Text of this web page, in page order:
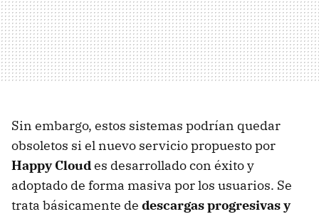
Sin embargo, estos sistemas podrían quedar
obsoletos si el nuevo servicio propuesto por
Happy Cloudes desarrollado con éxito y
adoptado de forma masiva por los usuarios. Se
trata básicamente de descargas progresivas y